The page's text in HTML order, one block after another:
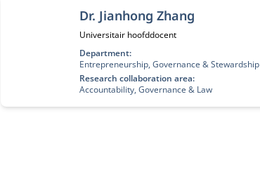
Dr. Jianhong Zhang
Functietitel:
Universitair hoofddocent
Department:
Entrepreneurship, Governance & Stewardship
Research collaboration area:
Accountability, Governance & Law